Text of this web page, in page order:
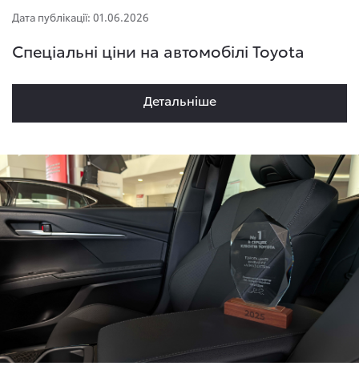
Дата публікації: 01.06.2026
Спеціальні ціни на автомобілі Toyota
Детальнiше